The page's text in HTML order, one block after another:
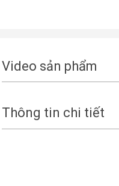
Video sản phẩm
Thông tin chi tiết